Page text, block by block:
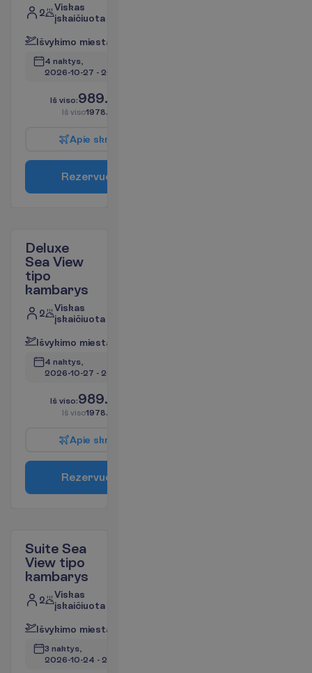
2
Viskas
įskaičiuota
Išvykimo miesta
4 naktys,
2026-10-27 - 2026-10-31
Iš viso:989.00
Iš viso1978.00
Apie skr
Rezervuo
Deluxe
Sea View
tipo
kambarys
2
Viskas
įskaičiuota
Išvykimo miesta
4 naktys,
2026-10-27 - 2026-10-31
Iš viso:989.00
Iš viso1978.00
Apie skr
Rezervuo
Suite Sea
View tipo
kambarys
2
Viskas
įskaičiuota
Išvykimo miesta
3 naktys,
2026-10-24 - 2026-10-27